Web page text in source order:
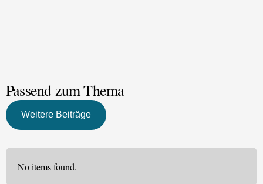
Passend zum Thema
Weitere Beiträge
No items found.